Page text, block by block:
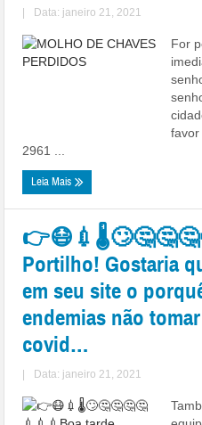
Data: janeiro 21, 2021
For
2961 ...
Leia Mais
Portilho! Gostaria
em seu site o
endemias não
covid…
Data: janeiro 21, 2021